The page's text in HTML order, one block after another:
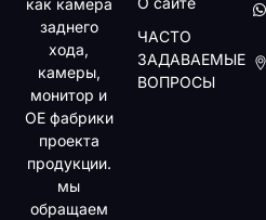
заднего
хода,
камеры,
монитор и
OE фабрики
проекта
продукции.
мы
обращаем
ЧАСТО
ЗАДАВАЕМЫЕ
ВОПРОСЫ